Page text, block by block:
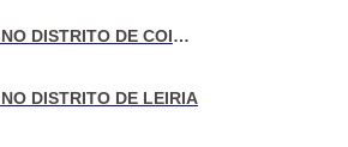
VENDA DE MORADIAS NO DISTRITO DE COIMBRA
DISTRITO DE LEIRIA